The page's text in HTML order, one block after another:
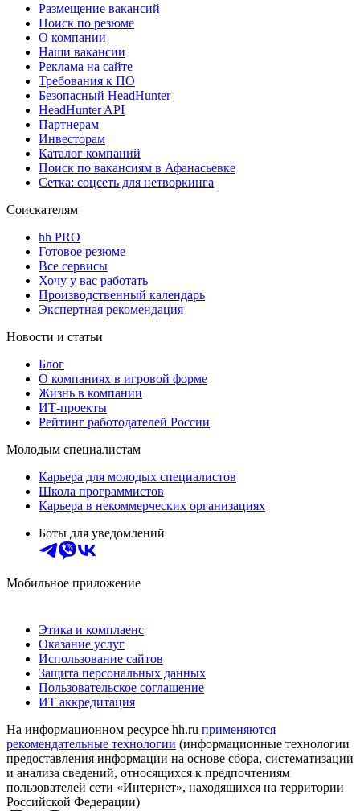
Размещение вакансий
Поиск по резюме
О компании
Наши вакансии
Реклама на сайте
Требования к ПО
Безопасный HeadHunter
HeadHunter API
Партнерам
Инвесторам
Каталог компаний
Поиск по вакансиям в Афанасьевке
Сетка: соцсеть для нетворкинга
Соискателям
hh PRO
Готовое резюме
Все сервисы
Хочу у вас работать
Производственный календарь
Экспертная рекомендация
Новости и статьи
Блог
О компаниях в игровой форме
Жизнь в компании
ИТ-проекты
Рейтинг работодателей России
Молодым специалистам
Карьера для молодых специалистов
Школа программистов
Карьера в некоммерческих организациях
Боты для уведомлений
Мобильное приложение
Этика и комплаенс
Оказание услуг
Использование сайтов
Защита персональных данных
Пользовательское соглашение
ИТ аккредитация
На информационном ресурсе hh.ru применяются
рекомендательные технологии (информационные технологии
предоставления информации на основе сбора, систематизации
и анализа сведений, относящихся к предпочтениям
пользователей сети «Интернет», находящихся на территории
Российской Федерации)